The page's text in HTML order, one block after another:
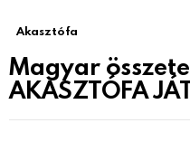
Akasztófa
Magyar
AKASZTÓFA